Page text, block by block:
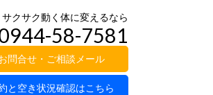
サクサク動く体に変えるなら
58-7581
問合せ・ご相談メール
と空き状況確認はこちら